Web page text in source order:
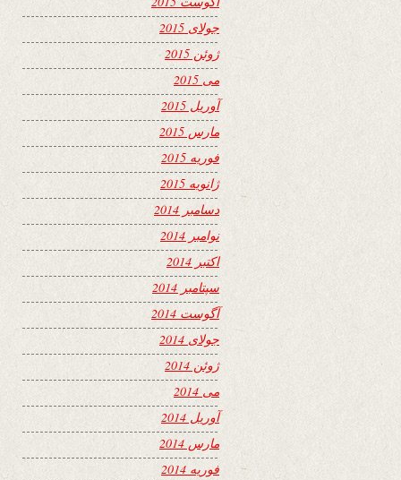
جولای 2015
ژوئن 2015
می 2015
آوریل 2015
مارس 2015
فوریه 2015
ژانویه 2015
دسامبر 2014
نوامبر 2014
اکتبر 2014
سپتامبر 2014
آگوست 2014
جولای 2014
ژوئن 2014
می 2014
آوریل 2014
مارس 2014
فوریه 2014